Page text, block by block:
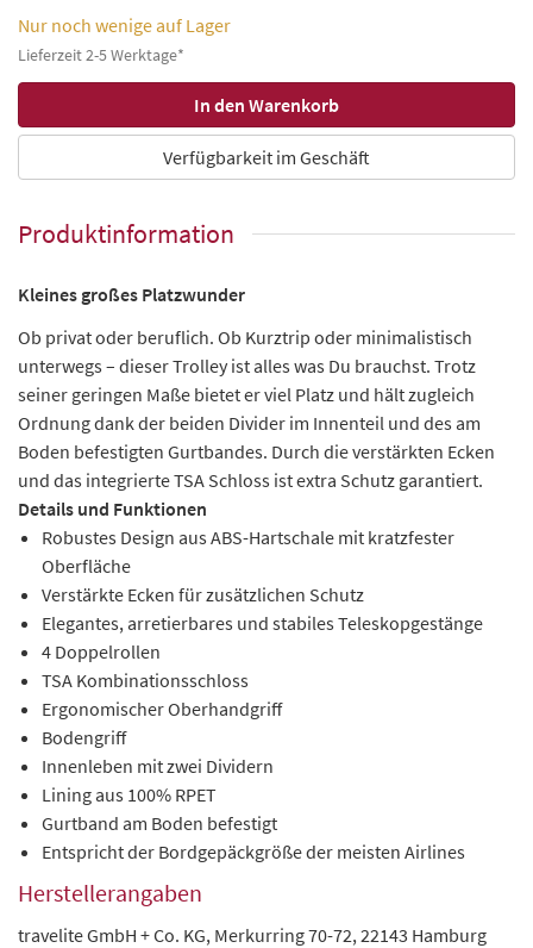
Nur noch wenige auf Lager
Lieferzeit 2-5 Werktage*
Verfügbarkeit im Geschäft
Produktinformation
Kleines großes Platzwunder
Ob privat oder beruflich. Ob Kurztrip oder minimalistisch
unterwegs – dieser Trolley ist alles was Du brauchst. Trotz
seiner geringen Maße bietet er viel Platz und hält zugleich
Ordnung dank der beiden Divider im Innenteil und des am
Boden befestigten Gurtbandes. Durch die verstärkten Ecken
und das integrierte TSA Schloss ist extra Schutz garantiert.
Details und Funktionen
Robustes Design aus ABS-Hartschale mit kratzfester
Oberfläche
Verstärkte Ecken für zusätzlichen Schutz
Elegantes, arretierbares und stabiles Teleskopgestänge
4 Doppelrollen
TSA Kombinationsschloss
Ergonomischer Oberhandgriff
Bodengriff
Innenleben mit zwei Dividern
Lining aus 100% RPET
Gurtband am Boden befestigt
Entspricht der Bordgepäckgröße der meisten Airlines
Herstellerangaben
travelite GmbH + Co. KG, Merkurring 70-72, 22143 Hamburg